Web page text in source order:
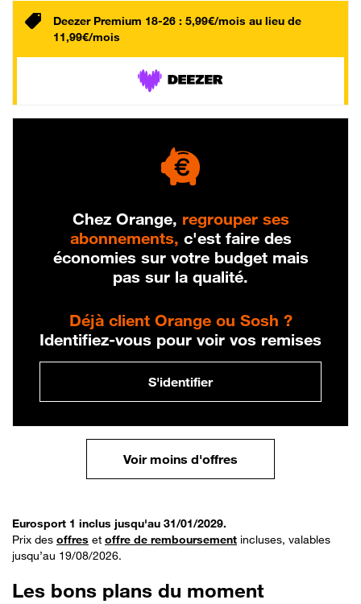
Deezer Premium 18-26 : 5,99€/mois au lieu de
11,99€/mois
Chez Orange, regrouper ses
abonnements, c'est faire des
économies sur votre budget mais
pas sur la qualité.
Déjà client Orange ou Sosh ?
Identifiez-vous pour voir vos remises
S'identifier
Voir moins d'offres
Eurosport 1 inclus jusqu'au 31/01/2029.
Prix des offres et offre de remboursement incluses, valables
jusqu’au 19/08/2026.
Les bons plans du moment